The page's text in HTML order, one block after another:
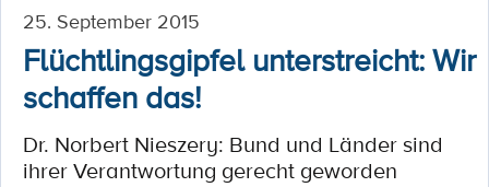
25. September 2015
Flüchtlingsgipfel unterstreicht: Wir
schaffen das!
Dr. Norbert Nieszery: Bund und Länder sind
ihrer Verantwortung gerecht geworden